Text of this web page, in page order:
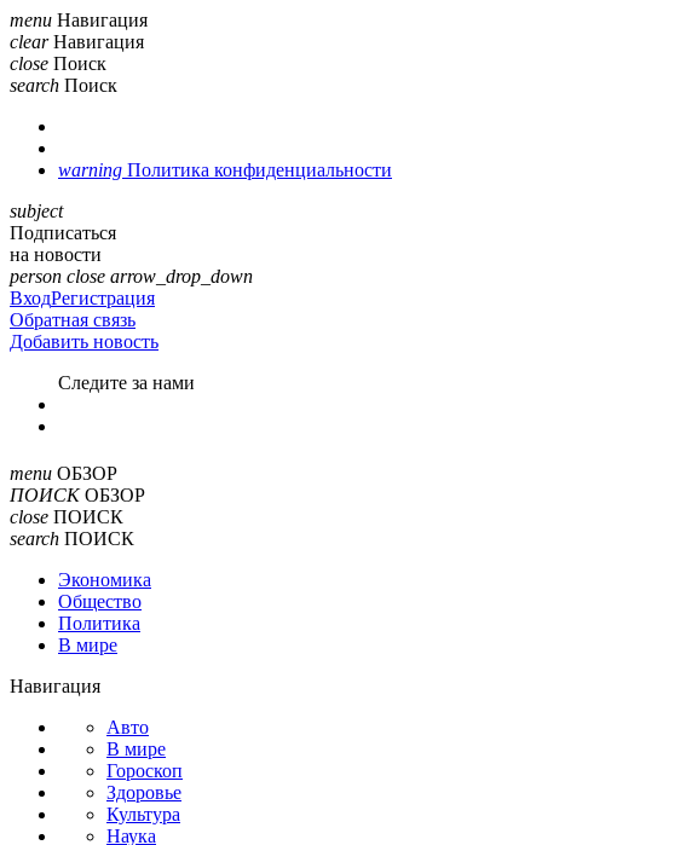
menu Навигация
clear Навигация
close Поиск
search Поиск
warning Политика конфиденциальности
subject
Подписаться
на новости
person close arrow_drop_down
ВходРегистрация
Обратная связь
Добавить новость
Cледите за нами
menu ОБЗОР
ПОИСК ОБЗОР
close ПОИСК
search ПОИСК
Экономика
Общество
Политика
В мире
Навигация
Авто
В мире
Гороскоп
Здоровье
Культура
Наука